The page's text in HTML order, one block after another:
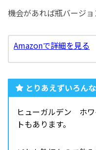
機会があれば瓶バージョ
Amazonで詳細を見る
とりあえずいろん
ヒューガルデン ホワ
トもあります。